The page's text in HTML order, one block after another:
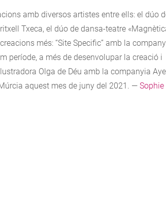
amb diversos artistes entre ells: el dúo
Txeca, el dúo de dansa-teatre
més: “Site Specific” amb la
període, a més de desenvolupar la creació i
Olga de Déu amb la companyia
aquest mes de juny del 2021. —Sophie